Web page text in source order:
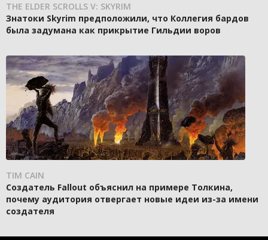
THE ELDER SCROLLS V: SKYRIM
Знатоки Skyrim предположили, что Коллегия бардов
была задумана как прикрытие Гильдии воров
TIM CAIN
Создатель Fallout объяснил на примере Толкина,
почему аудитория отвергает новые идеи из-за имени
создателя